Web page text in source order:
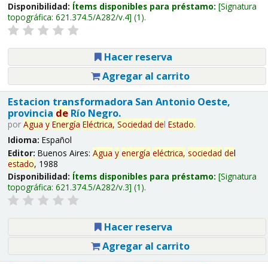
Disponibilidad: Ítems disponibles para préstamo: Signatura
topográfica: 621.374.5/A282/v.4 (1).
Hacer reserva
Agregar al carrito
Estacion transformadora San Antonio Oeste,
provincia deRío Negro.
por Agua y Energía Eléctrica, Sociedad del Estado.
Idioma: Español
Editor: Buenos Aires: Agua y energía eléctrica, sociedad del
estado, 1988
Disponibilidad: Ítems disponibles para préstamo: Signatura
topográfica: 621.374.5/A282/v.3 (1).
Hacer reserva
Agregar al carrito